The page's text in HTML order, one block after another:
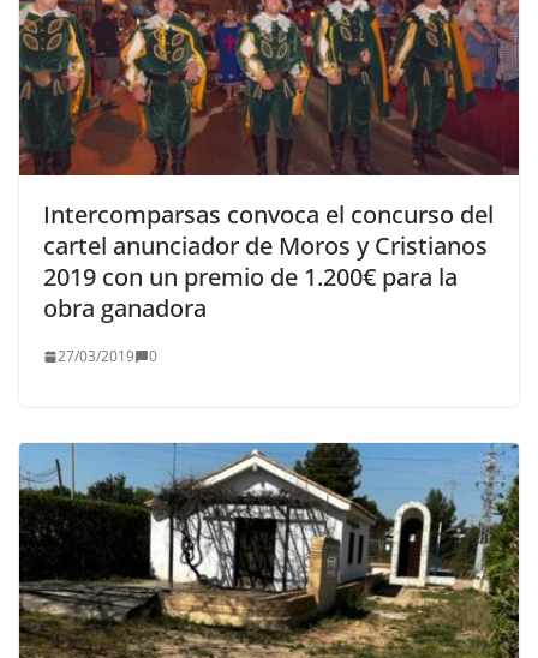
Intercomparsas convoca el concurso del
cartel anunciador de Moros y Cristianos
2019 con un premio de 1.200€ para la
obra ganadora
27/03/2019 0